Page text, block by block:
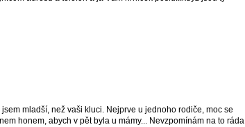
mladší, než vaši kluci. Nejprve u jednoho rodiče, moc se
honem, abych v pět byla u mámy... Nevzpomínám na to ráda